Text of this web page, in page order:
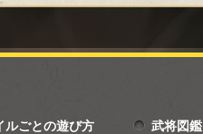
ルごとの遊び方
武将図鑑